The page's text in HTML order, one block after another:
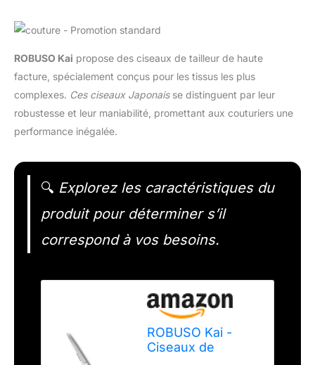
ROBUSO Kai propose des ciseaux de tailleur de haute
facture, spécialement conçus pour les tissus les plus
complexes. Ces ciseaux Japonaisse distinguent par leur
robustesse et leur maniabilité, promettant aux couturiers une
performance inégalée.
🔍 Explorez les caractéristiques du
produit pour déterminer s’il
correspond à vos besoins.
ROBUSO Kai -
Ciseaux de